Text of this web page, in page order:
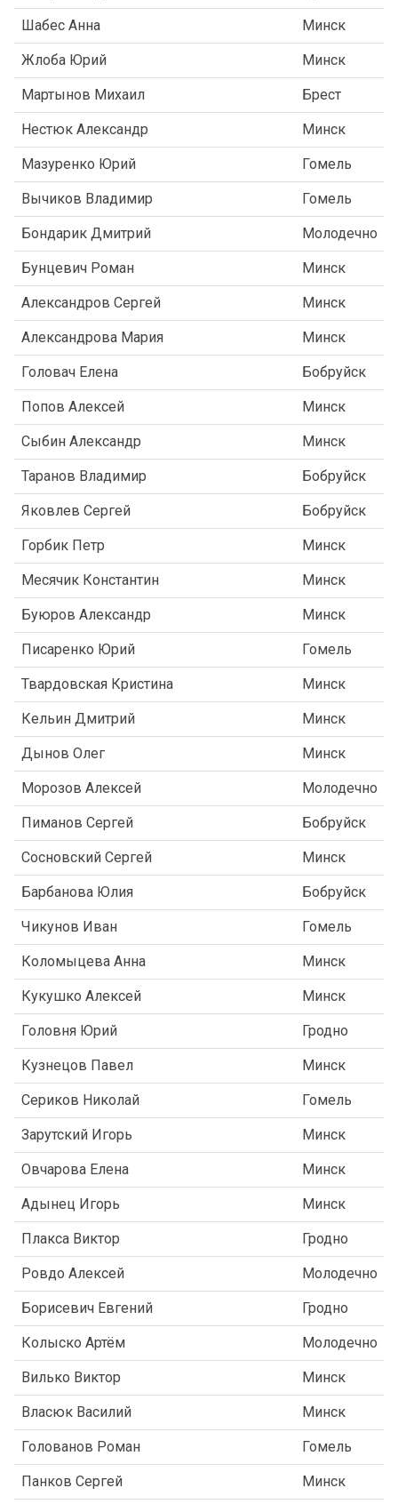
Шабес Анна Минск
Жлоба Юрий Минск
Мартынов Михаил Брест
Нестюк Александр Минск
Мазуренко Юрий Гомель
Вычиков Владимир Гомель
Бондарик Дмитрий Молодечно
Бунцевич Роман Минск
Александров Сергей Минск
Александрова Мария Минск
Головач Елена Бобруйск
Попов Алексей Минск
Сыбин Александр Минск
Таранов Владимир Бобруйск
Яковлев Сергей Бобруйск
Горбик Петр Минск
Месячик Константин Минск
Буюров Александр Минск
Писаренко Юрий Гомель
Твардовская Кристина Минск
Кельин Дмитрий Минск
Дынов Олег Минск
Морозов Алексей Молодечно
Пиманов Сергей Бобруйск
Сосновский Сергей Минск
Барбанова Юлия Бобруйск
Чикунов Иван Гомель
Коломыцева Анна Минск
Кукушко Алексей Минск
Головня Юрий Гродно
Кузнецов Павел Минск
Сериков Николай Гомель
Зарутский Игорь Минск
Овчарова Елена Минск
Адынец Игорь Минск
Плакса Виктор Гродно
Ровдо Алексей Молодечно
Борисевич Евгений Гродно
Колыско Артём Молодечно
Вилько Виктор Минск
Власюк Василий Минск
Голованов Роман Гомель
Панков Сергей Минск